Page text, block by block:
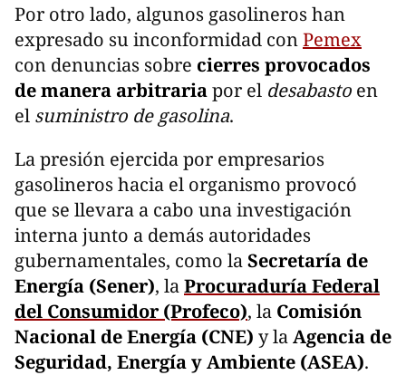
Por otro lado, algunos gasolineros han
expresado su inconformidad conPemex
con denuncias sobre cierres provocados
de manera arbitrariapor el desabasto en
el suministro de gasolina.
La presión ejercida por empresarios
gasolineros hacia el organismo provocó
que se llevara a cabo una investigación
interna junto a demás autoridades
gubernamentales, como laSecretaría de
Energía (Sener), laProcuraduría Federal
del Consumidor (Profeco), la Comisión
Nacional de Energía (CNE) y laAgencia de
Seguridad, Energía y Ambiente (ASEA).